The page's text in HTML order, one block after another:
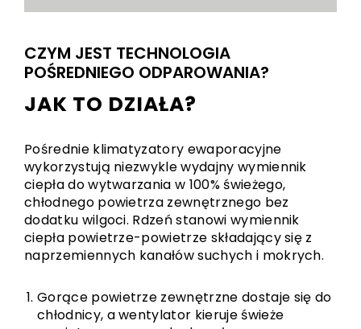
CZYM JEST TECHNOLOGIA
POŚREDNIEGO ODPAROWANIA?
JAK TO DZIAŁA?
Pośrednie klimatyzatory ewaporacyjne
wykorzystują niezwykle wydajny wymiennik
ciepła do wytwarzania w 100% świeżego,
chłodnego powietrza zewnętrznego bez
dodatku wilgoci. Rdzeń stanowi wymiennik
ciepła powietrze-powietrze składający się z
naprzemiennych kanałów suchych i mokrych.
Gorące powietrze zewnętrzne dostaje się do
chłodnicy, a wentylator kieruje świeże